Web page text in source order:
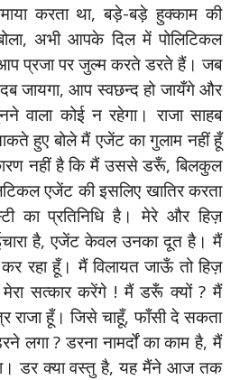
करता था, बड़े-बड़े हुक्काम की
अभी आपके दिल में पोलिटिकल
प्रजा पर जुल्म करते डरते हैं। जब
जायगा, आप स्वछन्द हो जायँगे और
वाला कोई न रहेगा। राजा साहब
हुए बोले मैं एजेंट का गुलाम नहीं हूँ
नहीं है कि मैं उससे डरूँ, बिलकुल
एजेंट की इसलिए खातिर करता
का प्रतिनिधि है। मेरे और हिज़
है, एजेंट केवल उनका दूत है। मैं
रहा हूँ। मैं विलायत जाऊँ तो हिज़
मेरा सत्कार करेंगे ! मैं डरूँ क्यों ? मैं
राजा हूँ। जिसे चाहूँ, फाँसी दे सकता
लगा ? डरना नामर्दों का काम है, मैं
डर क्या वस्तु है, यह मैंने आज तक